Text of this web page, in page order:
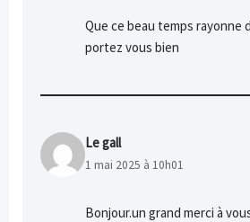
Que ce beau temps rayonne
portez vous bien
Le gall
1 mai 2025 à 10h01
Bonjour.un grand merci à